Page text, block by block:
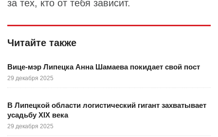
за тех, кто от тебя зависит.
Читайте также
Вице-мэр Липецка Анна Шамаева покидает свой пост
29 декабря 2025
В Липецкой области логистический гигант захватывает
усадьбу XIX века
29 декабря 2025